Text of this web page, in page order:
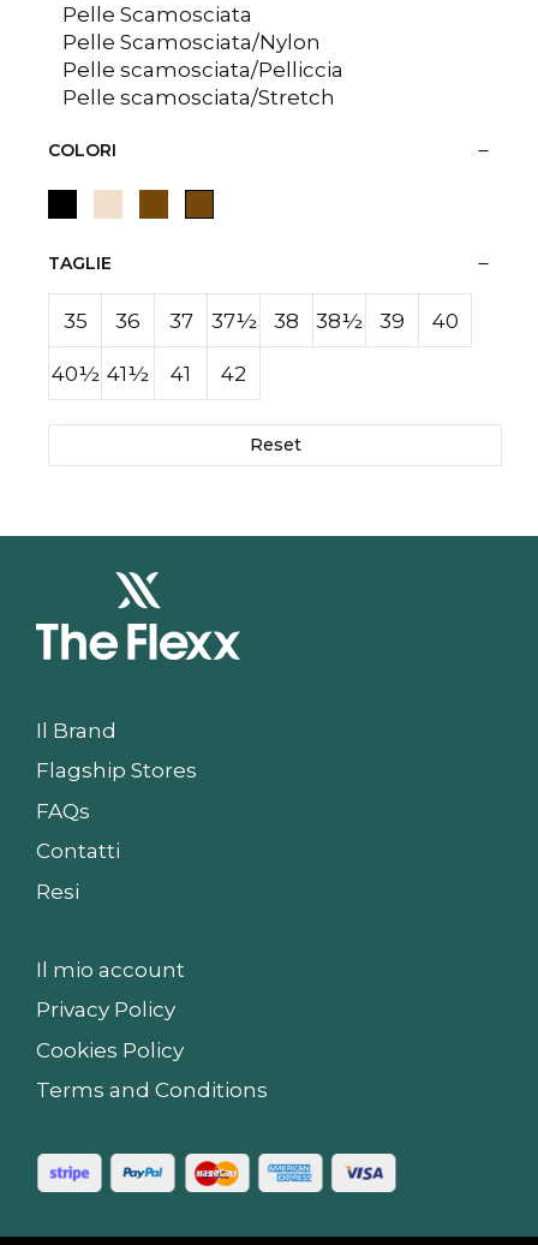
Pelle Scamosciata
Pelle Scamosciata/Nylon
Pelle scamosciata/Pelliccia
Pelle scamosciata/Stretch
Pelle/Camoscio
COLORI
TAGLIE
35 36 37 37½ 38 38½ 39 40
40½ 41½ 41 42
Reset
Il Brand
Flagship Stores
FAQs
Contatti
Resi
Il mio account
Privacy Policy
Cookies Policy
Terms and Conditions